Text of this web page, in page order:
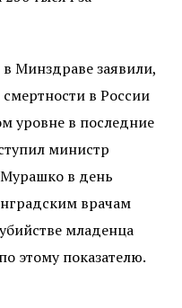
в Минздраве заявили,
в России
уровне в последние
министр
в день
врачам
младенца
этому показателю.